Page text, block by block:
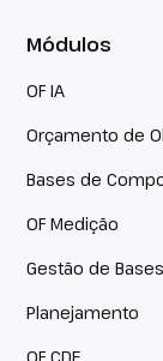
Módulos
OF IA
Orçamento de
Bases de
OF Medição
Gestão de
Planejamento